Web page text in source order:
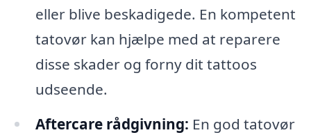
eller blive beskadigede. En kompetent
tatovør kan hjælpe med at reparere
disse skader og forny dit tattoos
udseende.
Aftercare rådgivning: En god tatovør